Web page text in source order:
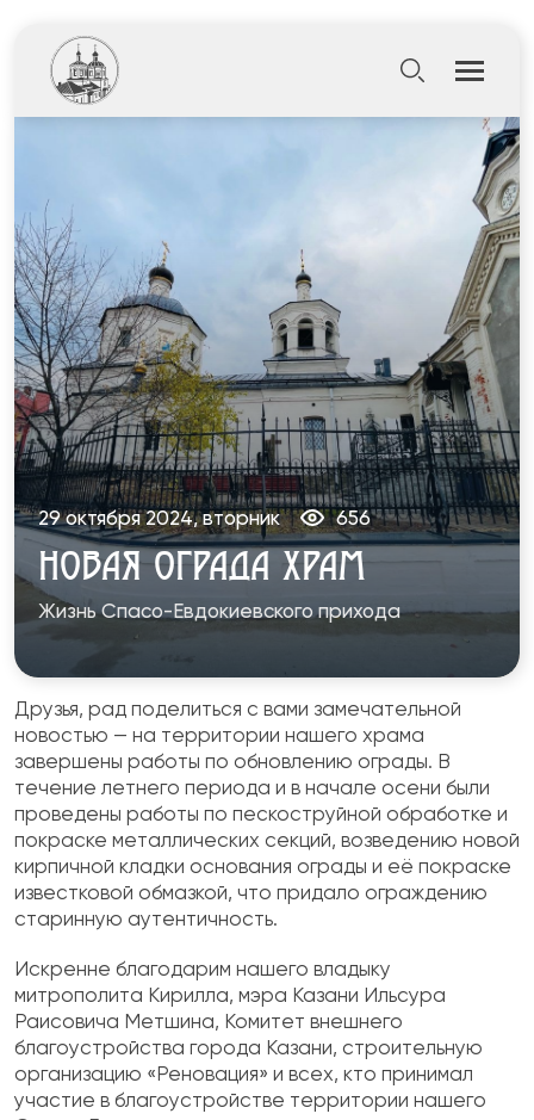
29 октября 2024, вторник 656
НОВАЯ ОГРАДА ХРАМ
Жизнь Спасо-Евдокиевского прихода
Друзья, рад поделиться с вами замечательной
новостью — на территории нашего храма
завершены работы по обновлению ограды. В
течение летнего периода и в начале осени были
проведены работы по пескоструйной обработке и
покраске металлических секций, возведению новой
кирпичной кладки основания ограды и её покраске
известковой обмазкой, что придало ограждению
старинную аутентичность.
Искренне благодарим нашего владыку
митрополита Кирилла, мэра Казани Ильсура
Раисовича Метшина, Комитет внешнего
благоустройства города Казани, строительную
организацию «Реновация» и всех, кто принимал
участие в благоустройстве территории нашего